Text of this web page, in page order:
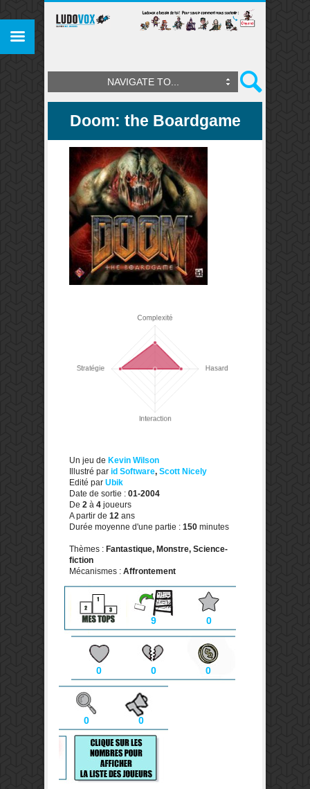
NAVIGATE TO...
Doom: the Boardgame
Un jeu de Kevin Wilson
Illustré par id Software, Scott Nicely
Edité par Ubik
Date de sortie : 01-2004
De 2 à 4 joueurs
A partir de 12 ans
Durée moyenne d'une partie : 150 minutes
Thèmes : Fantastique, Monstre, Science-
fiction
Mécanismes : Affrontement
9 0
0 0 0
0 0